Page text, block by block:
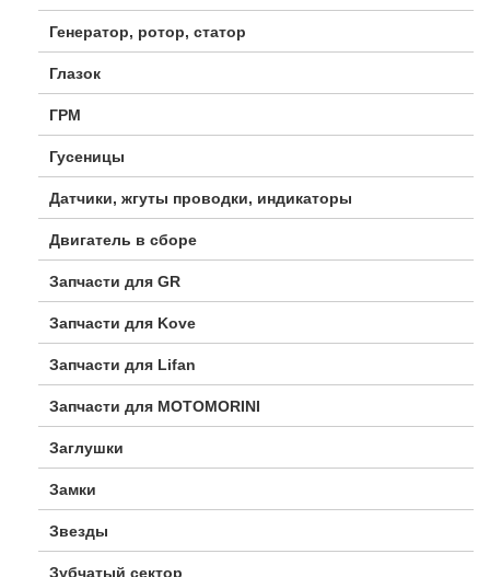
Генератор, ротор, статор
Глазок
ГРМ
Гусеницы
Датчики, жгуты проводки, индикаторы
Двигатель в сборе
Запчасти для GR
Запчасти для Kove
Запчасти для Lifan
Запчасти для MOTOMORINI
Заглушки
Замки
Звезды
Зубчатый сектор